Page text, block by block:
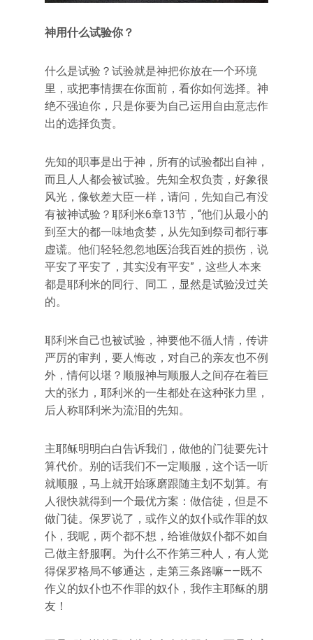
神用什么试验你？
什么是试验？试验就是神把你放在一个环境
里，或把事情摆在你面前，看你如何选择。神
绝不强迫你，只是你要为自己运用自由意志作
出的选择负责。
先知的职事是出于神，所有的试验都出自神，
而且人人都会被试验。先知全权负责，好象很
风光，像钦差大臣一样，请问，先知自己有没
有被神试验？耶利米6章13节，“他们从最小的
到至大的都一味地贪婪，从先知到祭司都行事
虚谎。他们轻轻忽忽地医治我百姓的损伤，说
平安了平安了，其实没有平安”，这些人本来
都是耶利米的同行、同工，显然是试验没过关
的。
耶利米自己也被试验，神要他不循人情，传讲
严厉的审判，要人悔改，对自己的亲友也不例
外，情何以堪？顺服神与顺服人之间存在着巨
大的张力，耶利米的一生都处在这种张力里，
后人称耶利米为流泪的先知。
主耶稣明明白白告诉我们，做他的门徒要先计
算代价。别的话我们不一定顺服，这个话一听
就顺服，马上就开始琢磨跟随主划不划算。有
人很快就得到一个最优方案：做信徒，但是不
做门徒。保罗说了，或作义的奴仆或作罪的奴
仆，我呢，两个都不想，给谁做奴仆都不如自
己做主舒服啊。为什么不作第三种人，有人觉
得保罗格局不够通达，走第三条路嘛——既不
作义的奴仆也不作罪的奴仆，我作主耶稣的朋
友！